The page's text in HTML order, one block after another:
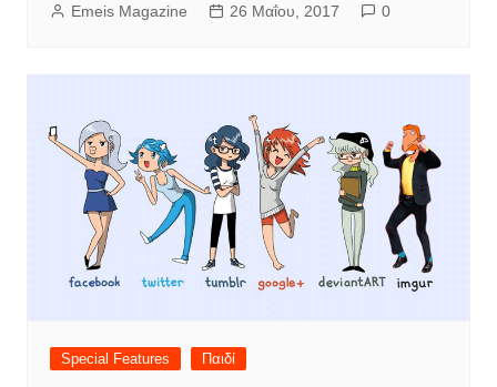
Emeis Magazine 26 Μαΐου, 2017 0
Special Features Παιδί